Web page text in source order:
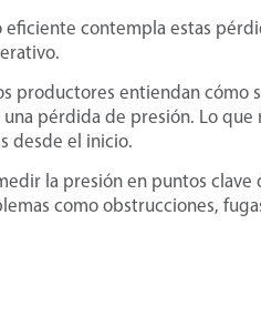
contempla estas
productores entiendan cómo
pérdida de presión. Lo
desde el inicio.
la presión en puntos
como obstrucciones,